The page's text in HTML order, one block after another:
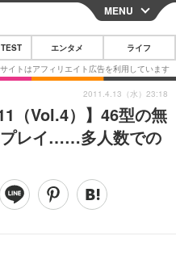
CLOSE
スマートフォン
その他
映画・ドラマ
MENU
エンタメ ライフ
（Vol.4）】46型の無
プレイ……多人数での
2011.4.13（水）23:18